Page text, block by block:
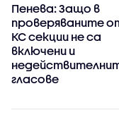
Пенева: Защо в
проверяваните
КС секции не са
включени и
гласове